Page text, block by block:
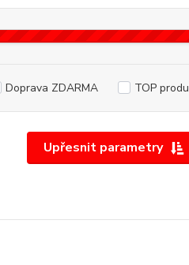
Upřesnit parametry
Doprava ZDARMA TOP